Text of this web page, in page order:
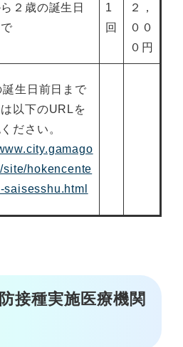
２歳の誕生日
1
回
２，
００
０円
誕生日前日まで
以下のURLを
ださい。
site/hokencente
saisesshu.html
接種実施医療機関